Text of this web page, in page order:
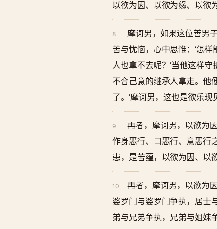
以欲为因、以欲为缘、以欲
8
摩诃男，如果这位善男
苦与忧恼，心中思惟：‘怎
人也拿不去呢？’当他这样
不合己意的继承人拿走。他
了。’摩诃男，这也是欲乐
9
再者，摩诃男，以欲为
作身恶行、口恶行、意恶行
患，是苦蕴，以欲为因、以
10
再者，摩诃男，以欲为
婆罗门与婆罗门争执，居士
弟与兄弟争执，兄弟与姐妹